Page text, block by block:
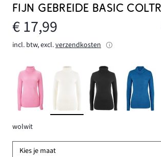
FIJN GEBREIDE BASIC
€ 17,99
incl. btw, excl.verzendkosten
wolwit
Kies je maat